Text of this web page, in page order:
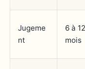
Jugeme
nt
6 à 12
mois